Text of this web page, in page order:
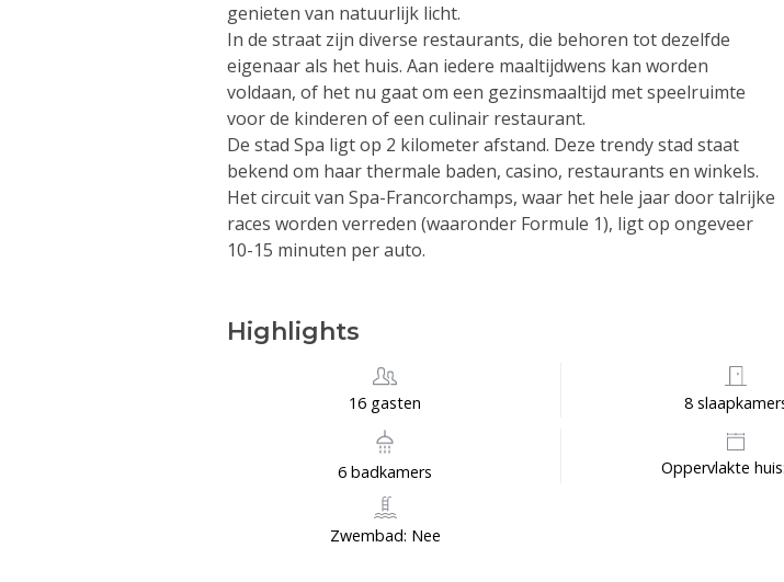
genieten van natuurlijk licht.
In de straat zijn diverse restaurants, die behoren tot dezelfde
eigenaar als het huis. Aan iedere maaltijdwens kan worden
voldaan, of het nu gaat om een gezinsmaaltijd met speelruimte
voor de kinderen of een culinair restaurant.
De stad Spa ligt op 2 kilometer afstand. Deze trendy stad staat
bekend om haar thermale baden, casino, restaurants en winkels.
Het circuit van Spa-Francorchamps, waar het hele jaar door talrijke
races worden verreden (waaronder Formule 1), ligt op ongeveer
10-15 minuten per auto.
Highlights
16 gasten 8
6 badkamers Oppervlakte
Zwembad: Nee